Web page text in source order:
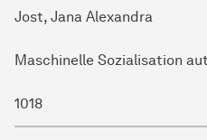
Jost, Jana Alexandra
Maschinelle Sozialisation
1018